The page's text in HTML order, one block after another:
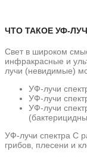
ЧТО ТАКОЕ УФ-
Свет в широком
инфракрасные и
лучи (невидимые)
УФ-лучи
УФ-лучи
УФ-лучи
УФ-лучи спектра С
грибов, плесени и